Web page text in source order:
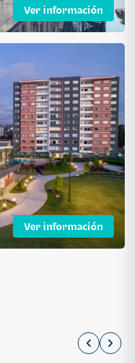
Ver información
Ver información